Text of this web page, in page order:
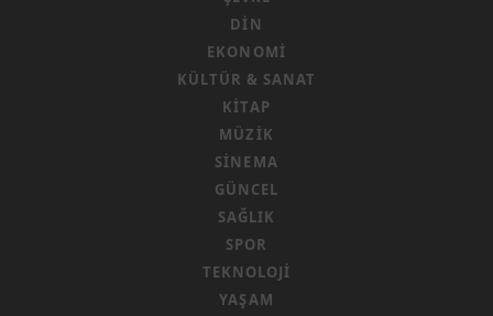
DIN
EKONOMI
KÜLTÜR & SANAT
KITAP
MÜZIK
SINEMA
GÜNCEL
SAĞLIK
SPOR
TEKNOLOJI
YAŞAM